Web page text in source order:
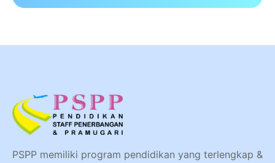
PSPP memiliki program pendidikan yang terlengkap &